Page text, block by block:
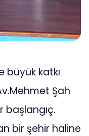
büyük katkı
Şah
başlangıç.
bir şehir haline